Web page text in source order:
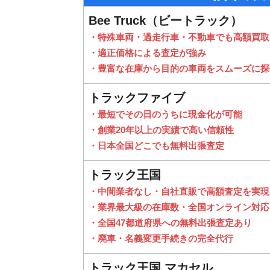
Bee Truck（ビートラック）
・特殊車両・過走行車・不動車でも高額買取
・適正価格による査定が強み
・豊富な在庫から目的の車両をスムーズに
トラックファイブ
・最短でその日のうちに現金化が可能
・創業20年以上の実績で高い信頼性
・日本全国どこでも無料出張査定
トラック王国
・中間業者なし・自社直販で高額査定を実現
・業界最大級の在庫数・全国オンライン対応
・全国47都道府県への無料出張査定あり
・廃車・名義変更手続きの完全代行